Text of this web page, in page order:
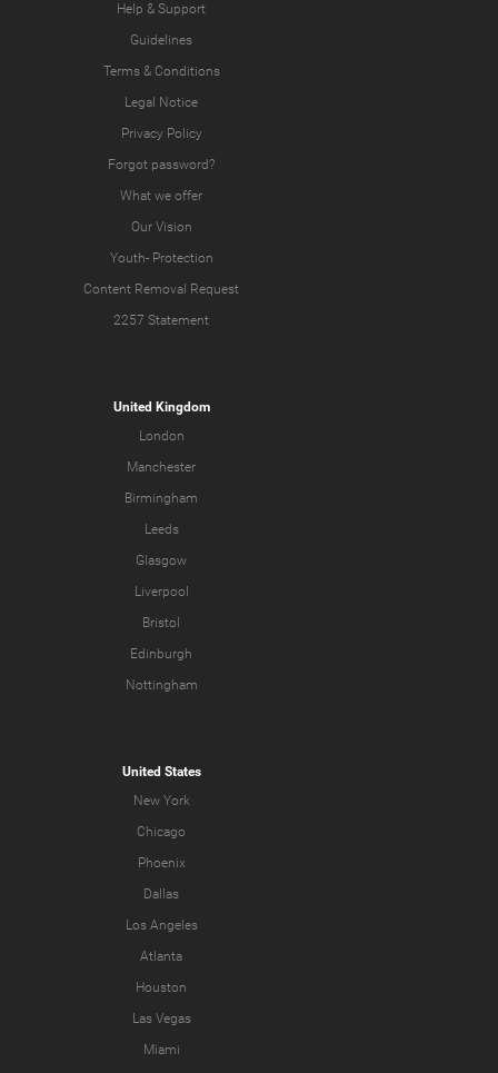
Help & Support
Guidelines
Terms & Conditions
Legal Notice
Privacy Policy
Forgot password?
What we offer
Our Vision
Youth- Protection
Content Removal Request
2257 Statement
United Kingdom
London
Manchester
Birmingham
Leeds
Glasgow
Liverpool
Bristol
Edinburgh
Nottingham
United States
New York
Chicago
Phoenix
Dallas
Los Angeles
Atlanta
Houston
Las Vegas
Miami